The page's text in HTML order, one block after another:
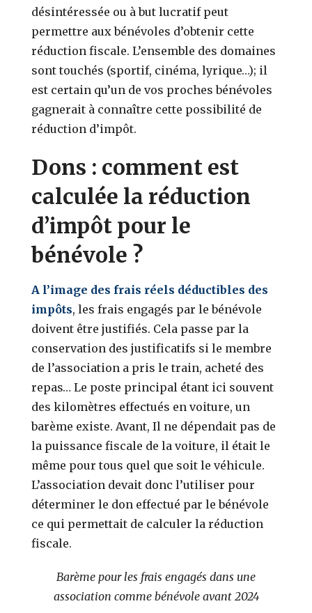
désintéressée ou à but lucratif peut
permettre aux bénévoles d’obtenir cette
réduction fiscale. L’ensemble des domaines
sont touchés (sportif, cinéma, lyrique…); il
est certain qu’un de vos proches bénévoles
gagnerait à connaître cette possibilité de
réduction d’impôt.
Dons : comment est
calculée la réduction
d’impôt pour le
bénévole ?
A l’image des frais réels déductibles des
impôts, les frais engagés par le bénévole
doivent être justifiés. Cela passe par la
conservation des justificatifs si le membre
de l’association a pris le train, acheté des
repas… Le poste principal étant ici souvent
des kilomètres effectués en voiture, un
barème existe. Avant, Il ne dépendait pas de
la puissance fiscale de la voiture, il était le
même pour tous quel que soit le véhicule.
L’association devait donc l’utiliser pour
déterminer le don effectué par le bénévole
ce qui permettait de calculer la réduction
fiscale.
Barème pour les frais engagés dans une
association comme bénévole avant 2024